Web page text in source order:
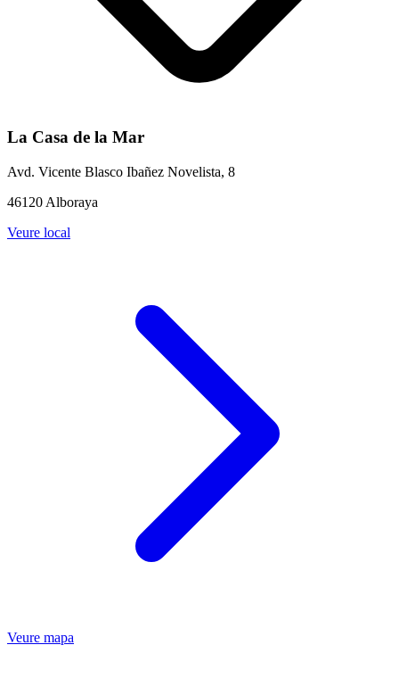
La Casa de la Mar
Avd. Vicente Blasco Ibañez Novelista, 8
46120 Alboraya
Veure local
Veure mapa